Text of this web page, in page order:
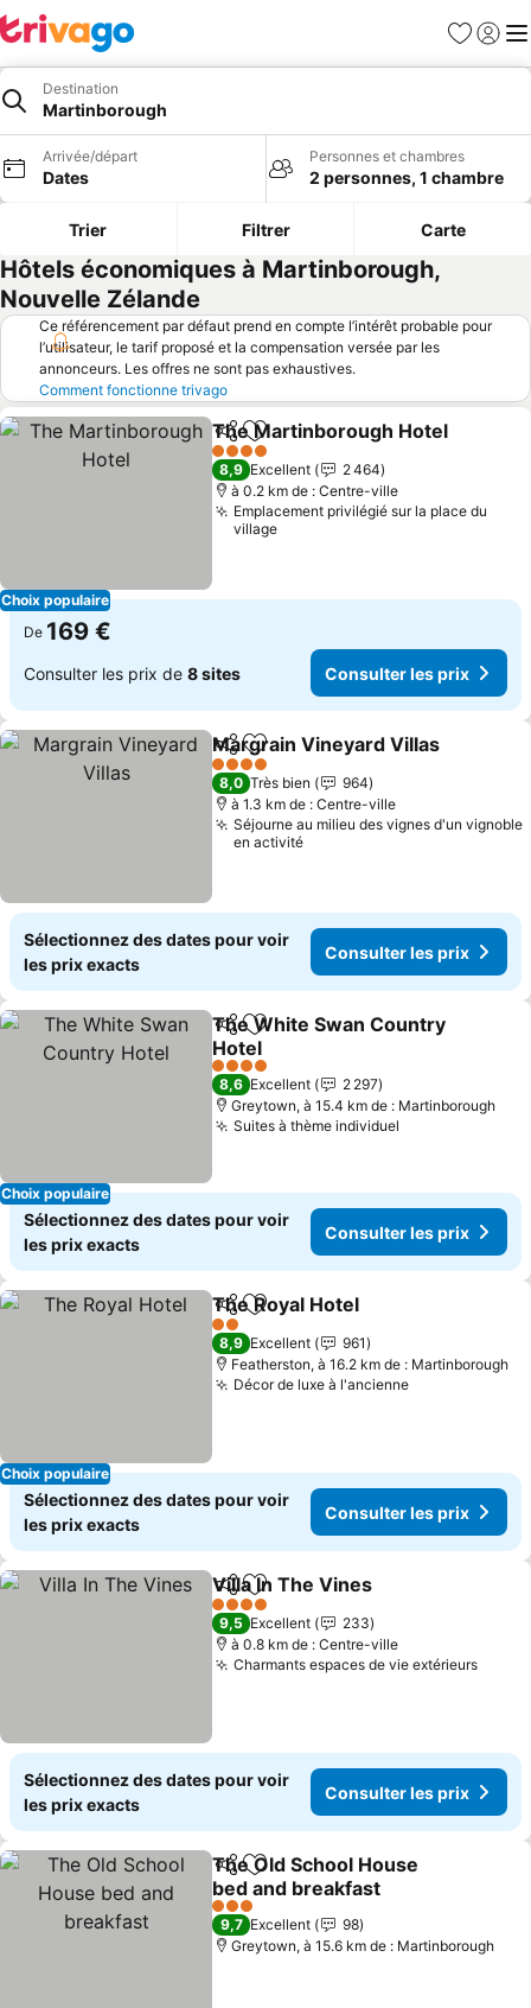
Favoris
Se
Destination
Martinborough
Arrivée/départ
Dates
Personnes et chambres
2 personnes, 1 chambre
Trier Filtrer Carte
Hôtels économiques à Martinborough,
Nouvelle Zélande
Ce référencement par défaut prend en compte l’intérêt probable pour
l’utilisateur, le tarif proposé et la compensation versée par les
annonceurs. Les offres ne sont pas exhaustives.
Comment fonctionne trivago
Choix populaire
PartagerAjouter à mes favoris
The Martinborough Hotel
4 Étoiles
8,9 Excellent
2 464
à 0.2 km de : Centre-ville
Emplacement privilégié sur la place du
village
De 169 €
Consulter les prix de 8 sites Consulter les prix
PartagerAjouter à mes favoris
Margrain Vineyard Villas
4 Étoiles
8,0 Très bien
964
à 1.3 km de : Centre-ville
Séjourne au milieu des vignes d'un vignoble
en activité
Sélectionnez des dates pour voir
les prix exacts
Consulter les prix
Choix populaire
PartagerAjouter à mes favoris
The White Swan Country
Hotel
4 Étoiles
8,6 Excellent
2 297
Greytown, à 15.4 km de : Martinborough
Suites à thème individuel
Sélectionnez des dates pour voir
les prix exacts
Consulter les prix
Choix populaire
PartagerAjouter à mes favoris
The Royal Hotel
2 Étoiles
8,9 Excellent
961
Featherston, à 16.2 km de : Martinborough
Décor de luxe à l'ancienne
Sélectionnez des dates pour voir
les prix exacts
Consulter les prix
PartagerAjouter à mes favoris
Villa In The Vines
4 Étoiles
9,5 Excellent
233
à 0.8 km de : Centre-ville
Charmants espaces de vie extérieurs
Sélectionnez des dates pour voir
les prix exacts
Consulter les prix
PartagerAjouter à mes favoris
The Old School House
bed and breakfast
3 Étoiles
9,7 Excellent
98
Greytown, à 15.6 km de : Martinborough